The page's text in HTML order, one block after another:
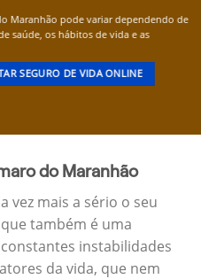
Maranhão pode variar dependendo de
saúde, os hábitos de vida e as
SEGURO DE VIDA ONLINE
do Maranhão
vez mais a sério o seu
também é uma
instabilidades
da vida, que nem